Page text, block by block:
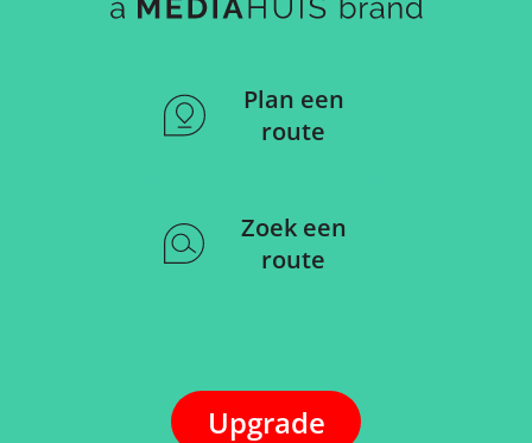
Plan een
route
Zoek een
route
Upgrade